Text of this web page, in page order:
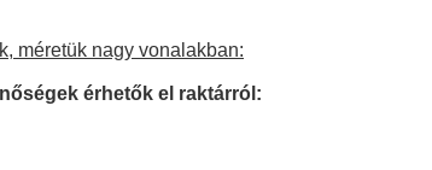
méretük nagy vonalakban:
érhetők el raktárról: